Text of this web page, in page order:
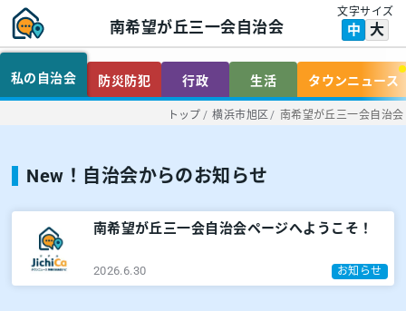
南希望が丘三一会自治会
文字サイズ
中 大
私の自治会 防災防犯 行政 生活 タウンニュース
トップ / 横浜市旭区 / 南希望が丘三一会自治会
New！自治会からのお知らせ
南希望が丘三一会自治会ページへようこそ！
2026.6.30 お知らせ